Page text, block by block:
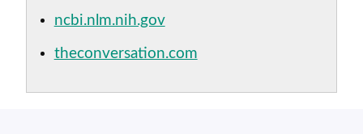
ncbi.nlm.nih.gov
theconversation.com